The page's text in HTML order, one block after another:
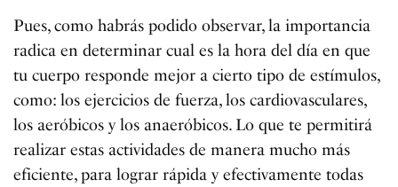
Pues, como habrás podido observar, la importancia
radica en determinar cual es la hora del día en que
tu cuerpo responde mejor a cierto tipo de estímulos,
como: los ejercicios de fuerza, los cardiovasculares,
los aeróbicos y los anaeróbicos. Lo que te permitirá
realizar estas actividades de manera mucho más
eficiente, para lograr rápida y efectivamente todas